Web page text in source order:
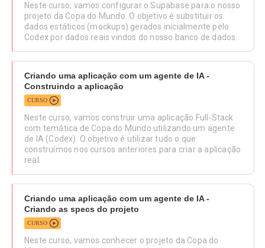
Neste curso, vamos configurar o Supabase para o nosso
projeto da Copa do Mundo. O objetivo é substituir os
dados estáticos (mockups) gerados inicialmente pelo
Codex por dados reais vindos do nosso banco de dados.
Criando uma aplicação com um agente de IA -
Construindo a aplicação
CURSO
Neste curso, vamos construir uma aplicação Full-Stack
com temática de Copa do Mundo utilizando um agente
de IA (Codex). O objetivo é utilizar tudo o que
construímos nos cursos anteriores para criar a aplicação
real.
Criando uma aplicação com um agente de IA -
Criando as specs do projeto
CURSO
Neste curso, vamos conhecer o projeto da Copa do